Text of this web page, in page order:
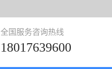
全国服务咨询热线
18017639600